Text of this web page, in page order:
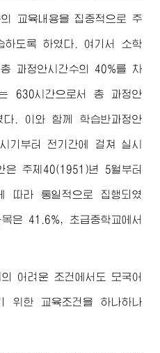
교육내용을 집중적으로 주
도록 하였다. 여기서 소학
과정안시간수의 40%를 차
630시간으로서 총 과정안
다. 이와 함께 학습반과정안
기부터 전기간에 걸쳐 실시
은 주체40(1951)년 5월부터
따라 통일적으로 집행되였
은 41.6%, 초급중학교에서
어려운 조건에서도 모국어
위한 교육조건을 하나하나